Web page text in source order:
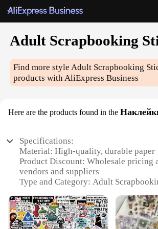
Adult Scrapbooking
Find more styleAdult Scrapbooking
products with AliExpress Business
Here are the products found in the
Specifications:
Material: High-quality, durable paper
Product Discount: Wholesale pricing
vendors and suppliers
Type and Category: Adult
various scrapbooking themes
Usage and Purpose: Ideal for
scrapbook pages and craft projects